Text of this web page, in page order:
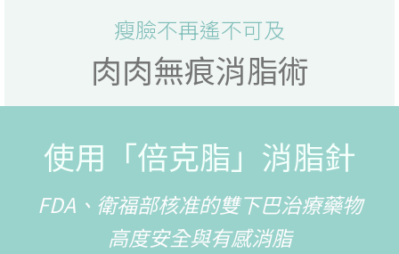
瘦臉不再遙不可及
肉肉無痕消脂術
使用「倍克脂」消脂針
FDA、衛福部核准的雙下巴治療藥物
高度安全與有感消脂